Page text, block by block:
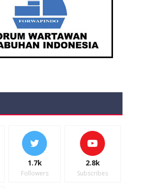
1.7k
Followers
2.8k
Subscribes